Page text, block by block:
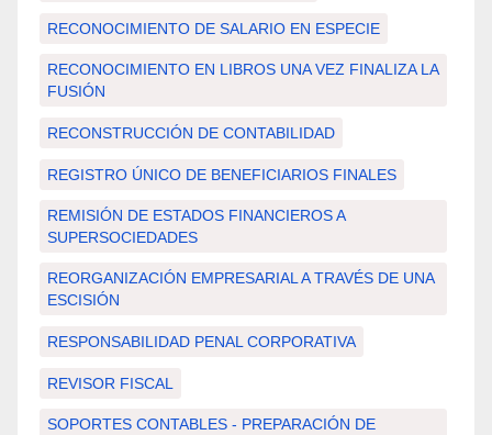
RECONOCIMIENTO DE SALARIO EN ESPECIE
RECONOCIMIENTO EN LIBROS UNA VEZ FINALIZA LA
FUSIÓN
RECONSTRUCCIÓN DE CONTABILIDAD
REGISTRO ÚNICO DE BENEFICIARIOS FINALES
REMISIÓN DE ESTADOS FINANCIEROS A
SUPERSOCIEDADES
REORGANIZACIÓN EMPRESARIAL A TRAVÉS DE UNA
ESCISIÓN
RESPONSABILIDAD PENAL CORPORATIVA
REVISOR FISCAL
SOPORTES CONTABLES - PREPARACIÓN DE